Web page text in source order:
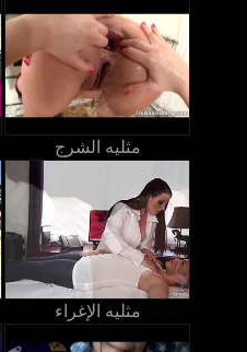
مثليه الشرج
مثليه الإغراء